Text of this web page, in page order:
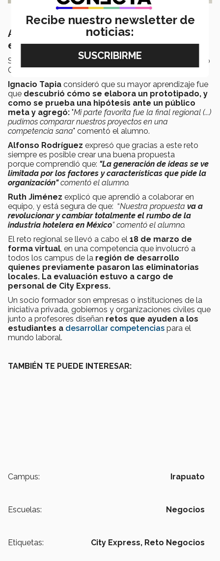
Aprendizajes y descubrimientos del
equipo
Sobre los aprendizajes que les dejó participar en el Reto
City Express los alumnos se expresaron:
Ignacio Tapia consideró que su mayor aprendizaje fue
que descubrió cómo se elabora un prototipado, y
como se prueba una hipótesis ante un público
meta y agregó: "Mi parte favorita fue la final regional (...)
pudimos comparar nuestros proyectos en una
competencia sana" comentó el alumno.
Alfonso Rodríguez expresó que gracias a este reto
siempre es posible crear una buena propuesta
porque comprendió que: "La generación de ideas se ve
limitada por los factores y características que pide la
organización"comentó el alumno.
Ruth Jiménez explicó que aprendió a colaborar en
equipo, y está segura de que: “Nuestra propuesta va a
revolucionar y cambiar totalmente el rumbo de la
industria hotelera en México” comentó el alumno.
El reto regional se llevó a cabo el 18 de marzo de
forma virtual , en una competencia que involucró a
todos los campus de la región de desarrollo
quienes previamente pasaron las eliminatorias
locales. La evaluación estuvo a cargo de
personal de City Express.
Un socio formador son empresas o instituciones de la
iniciativa privada, gobiernos y organizaciones civiles que
junto a profesores diseñan retos que ayuden a los
estudiantes a desarrollar competencias para el
mundo laboral.
TAMBIÉN TE PUEDE INTERESAR:
Campus: Irapuato
Escuelas: Negocios
Etiquetas: City Express, Reto Negocios
Recibe nuestro newsletter de
noticias: